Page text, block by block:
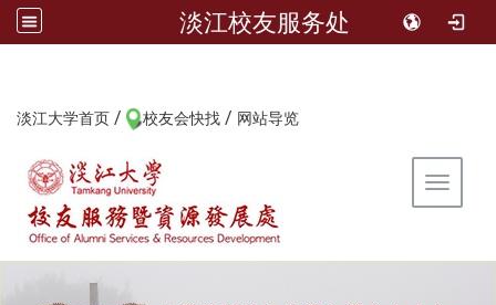
淡江校友服务处
淡江大学首页 / 校友会快找 / 网站导览
Toggle